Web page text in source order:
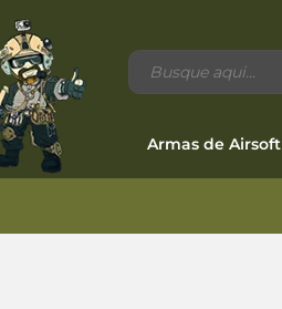
Armas de Airsoft